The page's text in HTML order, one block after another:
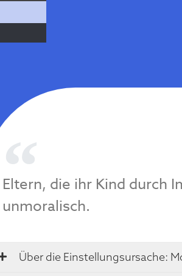
Eltern, die ihr Kind durch
unmoralisch.
Über die Einstellungsursache: